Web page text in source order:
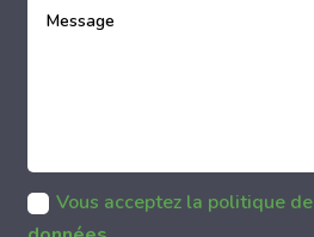
Vous acceptez la politique de